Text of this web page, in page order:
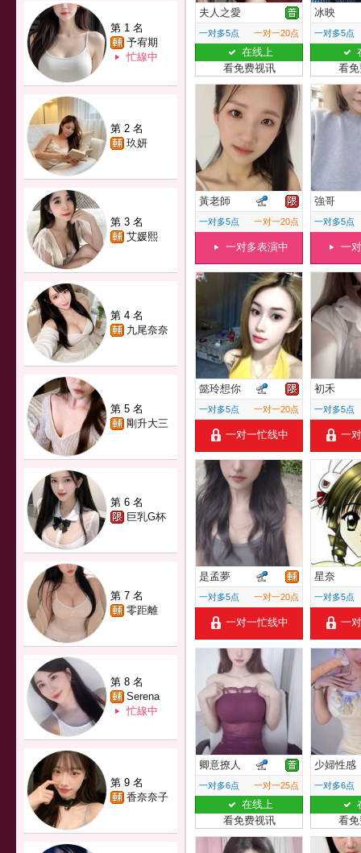
第 1 名
予宥期
忙線中
第 2 名
玖妍
第 3 名
艾媛熙
第 4 名
九尾奈奈
第 5 名
剛升大三
第 6 名
巨乳G杯
第 7 名
零距離
第 8 名
Serena
忙線中
第 9 名
香奈奈子
夫人之愛
一对多5点 一对一20点
在线上
看免费视讯
冰映
一对多5点
看
黃老師
一对多5点 一对一20点
一对多表演中
強哥
一对多5点
一
懿玲想你
一对多5点 一对一20点
一对一忙线中
初禾
一对多5点
一
是孟夢
一对多5点 一对一20点
一对一忙线中
星奈
一对多5点
一
卿意撩人
一对多6点 一对一25点
在线上
看免费视讯
少婦性感
一对多6点
看